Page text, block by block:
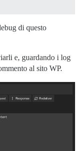
di questo
e, guardando i log
al sito WP.